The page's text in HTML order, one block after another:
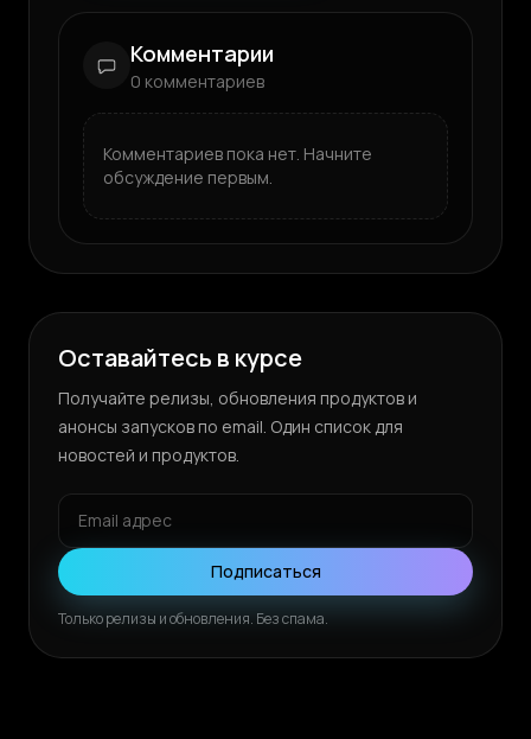
Комментарии
0 комментариев
Комментариев пока нет. Начните
обсуждение первым.
Оставайтесь в курсе
Получайте релизы, обновления продуктов и
анонсы запусков по email. Один список для
новостей и продуктов.
Подписаться
Только релизы и обновления. Без спама.